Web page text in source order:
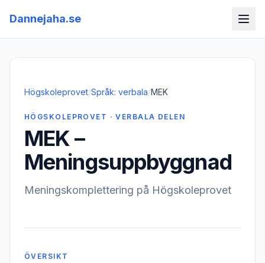
Dannejaha.se
Högskoleprovet/Språk: verbala/MEK
HÖGSKOLEPROVET · VERBALA DELEN
MEK –
Meningsuppbyggnad
Meningskomplettering på Högskoleprovet
ÖVERSIKT